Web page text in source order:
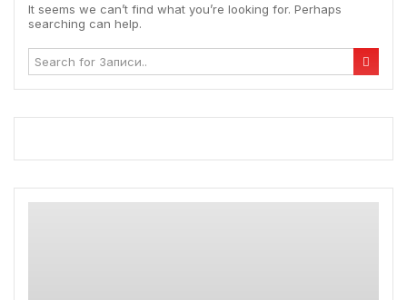
It seems we can’t find what you’re looking for. Perhaps
searching can help.